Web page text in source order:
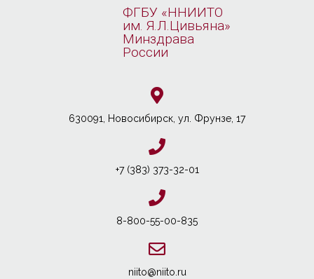
ФГБУ «ННИИТО
им. Я.Л.Цивьяна»
Минздрава
России
630091, Новосибирcк, ул. Фрунзе, 17
+7 (383) 373-32-01
8-800-55-00-835
niito@niito.ru